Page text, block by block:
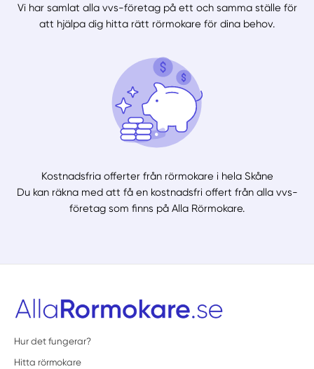
Vi har samlat alla vvs-företag på ett och samma ställe för
att hjälpa dig hitta rätt rörmokare för dina behov.
Kostnadsfria offerter från rörmokare i hela Skåne
Du kan räkna med att få en kostnadsfri offert från alla vvs-
företag som finns på Alla Rörmokare.
Hur det fungerar?
Hitta rörmokare